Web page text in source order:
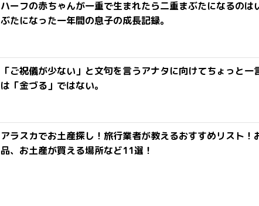
ハーフの赤ちゃんが一重で生まれたら二重まぶたになるのは
ぶたになった一年間の息子の成長記録。
「ご祝儀が少ない」と文句を言うアナタに向けてちょっと一
は「金づる」ではない。
アラスカでお土産探し！旅行業者が教えるおすすめリスト！
品、お土産が買える場所など11選！